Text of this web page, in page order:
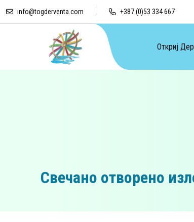
info@togderventa.com +387 (0)53 334 667
Откриј
Свечано отворено